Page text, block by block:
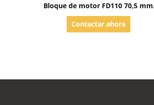
Bloque de motor FD110 70,5 mm
Alturas efectivas
Contactar ahora